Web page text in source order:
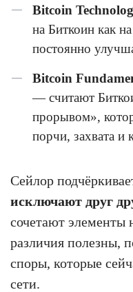
Bitcoin
на Биткоин как
постоянно
Bitcoin
— считают
прорывом»,
порчи, захвата и
Сейлор
исключают друг
сочетают элементы
различия полезны,
споры, которые
сети.